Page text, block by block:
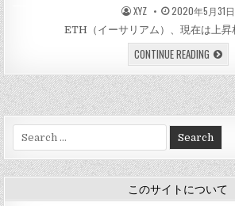
AUTHOR:
XYZ PUBLISHED
DATE:
2020年5月31日
ETH（イーサリアム）、現在は上
CONTINUE READING[ETH/
仮
想
通
貨
ゲ
ー
ム
に
関
わ
り
が
大
き
for:
このサイトについて